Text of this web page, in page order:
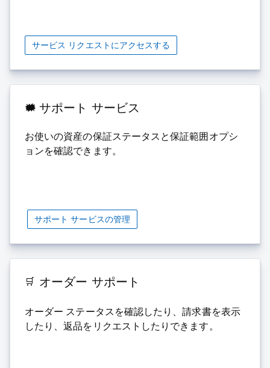
サービス リクエストにアクセスする
サポート サービス
お使いの資産の保証ステータスと保証範囲オプシ
ョンを確認できます。
サポート サービスの管理
オーダー サポート
オーダー ステータスを確認したり、請求書を表示
したり、返品をリクエストしたりできます。